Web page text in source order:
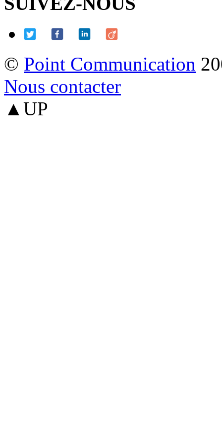
© Point Communication
Nous contacter
▲UP